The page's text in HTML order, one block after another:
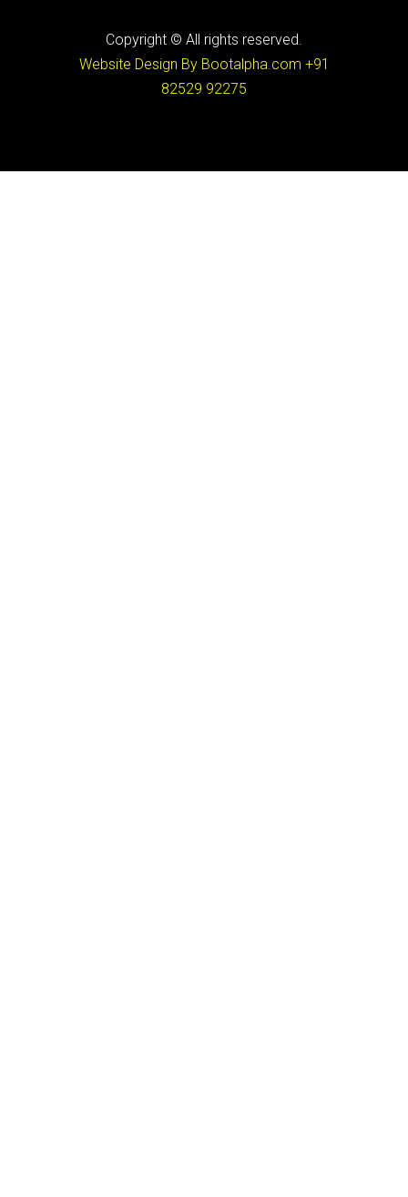
Copyright © All rights reserved.
Website Design By Bootalpha.com +91
82529 92275